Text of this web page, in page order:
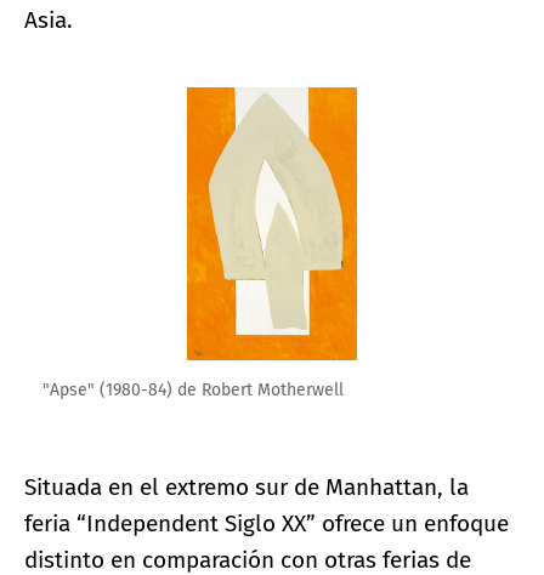
Asia.
Ampliar imagen
"Apse" (1980-84) de Robert Motherwell
Situada en el extremo sur de Manhattan, la
feria “Independent Siglo XX” ofrece un enfoque
distinto en comparación con otras ferias de